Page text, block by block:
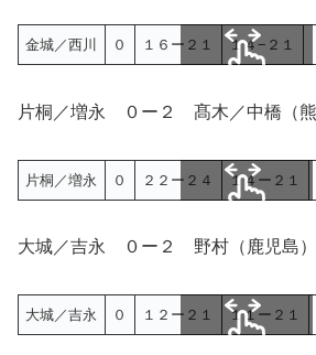
金城／西川 ０ １６ー２１ １４−２１
片桐／増永 ０ー２ 髙木／中橋（熊
片桐／増永 ０ ２２ー２４ １４ー２１
大城／吉永 ０ー２ 野村（鹿児島）
大城／吉永 ０ １２ー２１ １１ー２１